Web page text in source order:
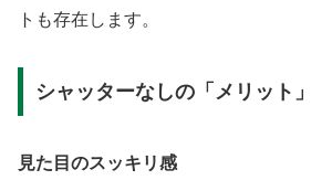
トも存在します。
シャッターなしの「メリット」
見た目のスッキリ感